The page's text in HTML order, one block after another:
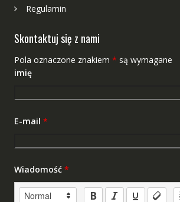
Regulamin
Skontaktuj się z nami
Pola oznaczone znakiem * są wymagane
imię
E-mail *
Wiadomość *